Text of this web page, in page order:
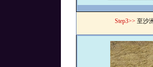
Step3>> 至沙